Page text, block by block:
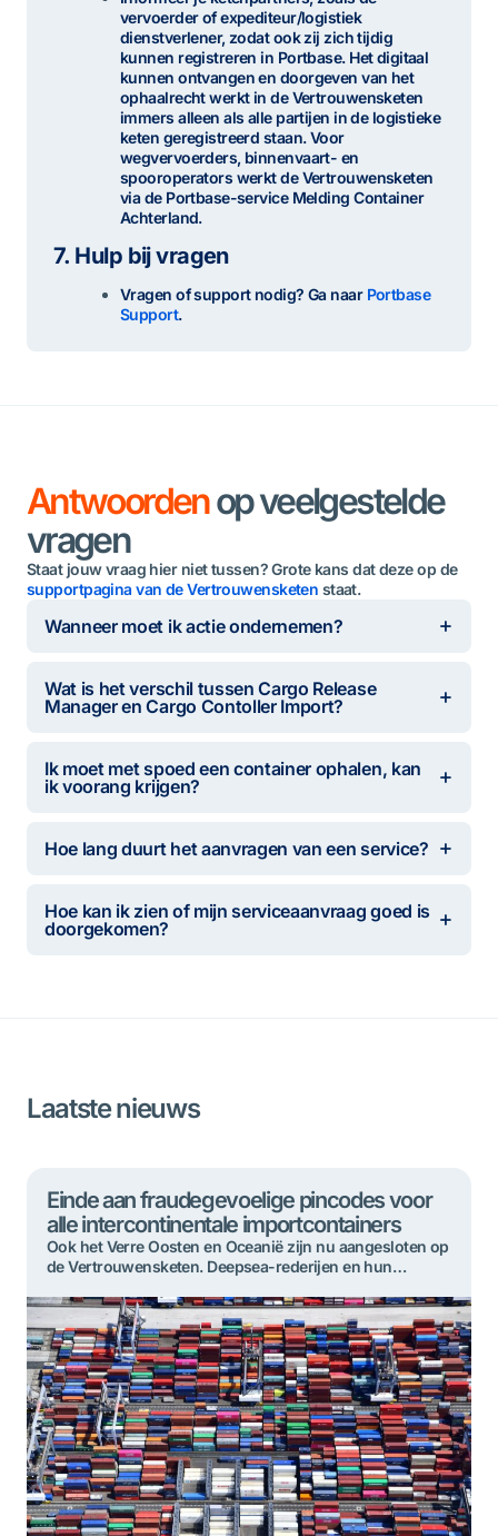
vervoerder of expediteur/logistiek
dienstverlener, zodat ook zij zich tijdig
kunnen registreren in Portbase. Het digitaal
kunnen ontvangen en doorgeven van het
ophaalrecht werkt in de Vertrouwensketen
immers alleen als alle partijen in de logistieke
keten geregistreerd staan. Voor
wegvervoerders, binnenvaart- en
spooroperators werkt de Vertrouwensketen
via de Portbase-service Melding Container
Achterland.
7. Hulp bij vragen
Vragen of support nodig? Ga naar Portbase
Support.
Antwoordenop veelgestelde
vragen
Staat jouw vraag hier niet tussen? Grote kans dat deze op de
supportpagina van de Vertrouwensketen staat.
Wanneer moet ik actie ondernemen?
Wat is het verschil tussen Cargo Release
Manager en Cargo Contoller Import?
Ik moet met spoed een container ophalen, kan
ik voorang krijgen?
Hoe lang duurt het aanvragen van een service?
Hoe kan ik zien of mijn serviceaanvraag goed is
doorgekomen?
Laatste nieuws
Einde aan fraudegevoelige pincodes voor
alle intercontinentale importcontainers
Ook het Verre Oosten en Oceanië zijn nu aangesloten op
de Vertrouwensketen. Deepsea-rederijen en hun
regio’s arriveren in Rotterdam géén fraudegevoelige
pincodes meer. Alle intercontinentale containerlading
die in de haven binnenkomt, wordt hierdoor voortaan
afgehandeld via de Vertrouwensketen. Ophalen bij de
deepsea-terminals kan alleen nog op de nieuwe […]